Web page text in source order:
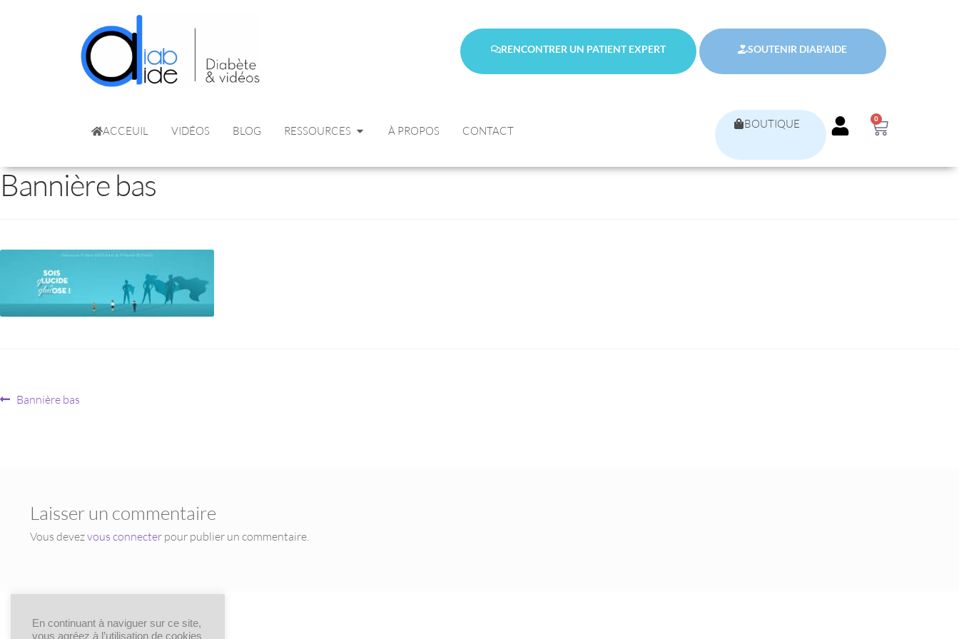
RENCONTRER UN PATIENT EXPERT SOUTENIR DIAB'AIDE
ACCEUIL VIDÉOS BLOG RESSOURCES À PROPOS CONTACT BOUTIQUE 0
Bannière bas
Bannière bas
Laisser un commentaire
Vous devezvous connecterpour publier un commentaire.
En continuant à naviguer sur ce site,
vous agréez à l’utilisation de cookies